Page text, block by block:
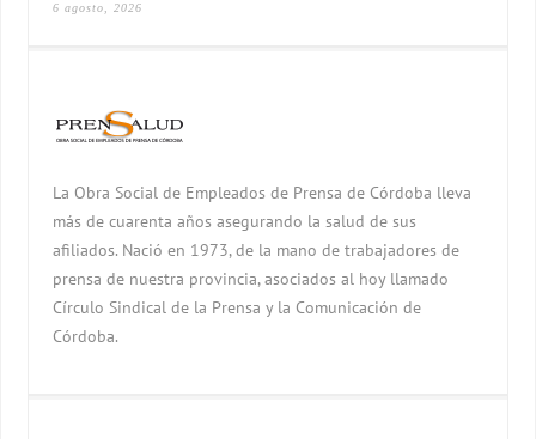
6 agosto, 2026
La Obra Social de Empleados de Prensa de Córdoba lleva
más de cuarenta años asegurando la salud de sus
afiliados. Nació en 1973, de la mano de trabajadores de
prensa de nuestra provincia, asociados al hoy llamado
Círculo Sindical de la Prensa y la Comunicación de
Córdoba.